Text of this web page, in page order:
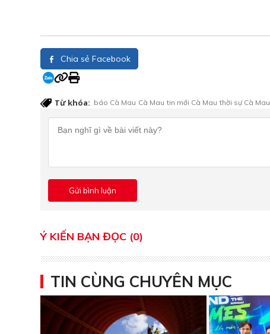
Chia sẻ Facebook
Từ khóa: báo Cà Mau Cà Mau tin mới Cà Mau thời sự Cà Mau
Ý KIẾN BẠN ĐỌC (0)
TIN CÙNG CHUYÊN MỤC